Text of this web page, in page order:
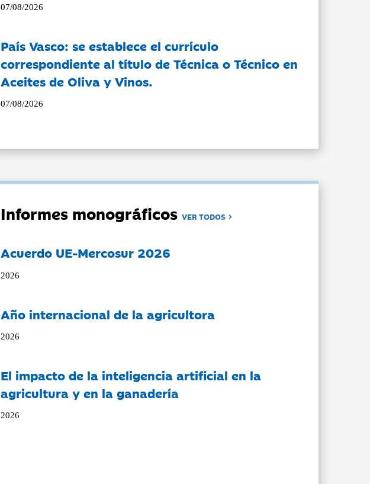
07/08/2026
País Vasco: se establece el currículo
correspondiente al título de Técnica o Técnico en
Aceites de Oliva y Vinos.
07/08/2026
Informes monográficosVER TODOS
Acuerdo UE-Mercosur 2026
2026
Año internacional de la agricultora
2026
El impacto de la inteligencia artificial en la
agricultura y en la ganadería
2026